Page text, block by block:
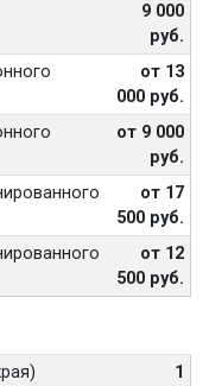
9 000
руб.
от 13
000 руб.
от 9 000
руб.
от 17
500 руб.
от 12
500 руб.
1